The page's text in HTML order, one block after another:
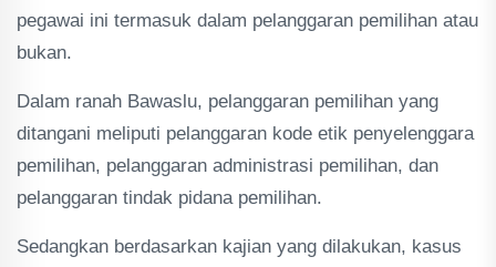
pegawai ini termasuk dalam pelanggaran pemilihan atau
bukan.
Dalam ranah Bawaslu, pelanggaran pemilihan yang
ditangani meliputi pelanggaran kode etik penyelenggara
pemilihan, pelanggaran administrasi pemilihan, dan
pelanggaran tindak pidana pemilihan.
Sedangkan berdasarkan kajian yang dilakukan, kasus